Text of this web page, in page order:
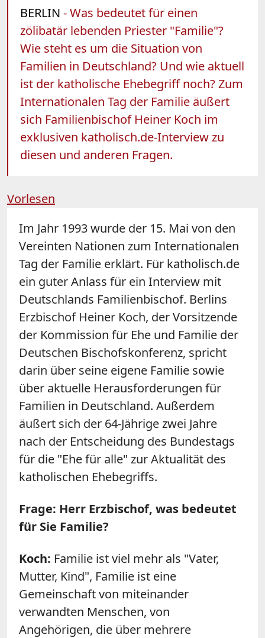
BERLIN - Was bedeutet für einen
zölibatär lebenden Priester "Familie"?
Wie steht es um die Situation von
Familien in Deutschland? Und wie aktuell
ist der katholische Ehebegriff noch? Zum
Internationalen Tag der Familie äußert
sich Familienbischof Heiner Koch im
exklusiven katholisch.de-Interview zu
diesen und anderen Fragen.
Vorlesen
Im Jahr 1993 wurde der 15. Mai von den
Vereinten Nationen zum Internationalen
Tag der Familie erklärt. Für katholisch.de
ein guter Anlass für ein Interview mit
Deutschlands Familienbischof. Berlins
Erzbischof Heiner Koch, der Vorsitzende
der Kommission für Ehe und Familie der
Deutschen Bischofskonferenz, spricht
darin über seine eigene Familie sowie
über aktuelle Herausforderungen für
Familien in Deutschland. Außerdem
äußert sich der 64-Jährige zwei Jahre
nach der Entscheidung des Bundestags
für die "Ehe für alle" zur Aktualität des
katholischen Ehebegriffs.
Frage: Herr Erzbischof, was bedeutet
für Sie Familie?
Koch: Familie ist viel mehr als "Vater,
Mutter, Kind", Familie ist eine
Gemeinschaft von miteinander
verwandten Menschen, von
Angehörigen, die über mehrere